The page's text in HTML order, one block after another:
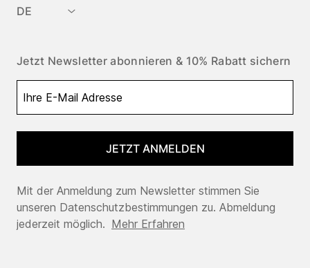
DE
Jetzt Newsletter abonnieren & 10% Rabatt sichern
JETZT ANMELDEN
Mit der Anmeldung zum Newsletter stimmen Sie
unseren Datenschutzbestimmungen zu. Abmeldung
jederzeit möglich. Mehr Erfahren